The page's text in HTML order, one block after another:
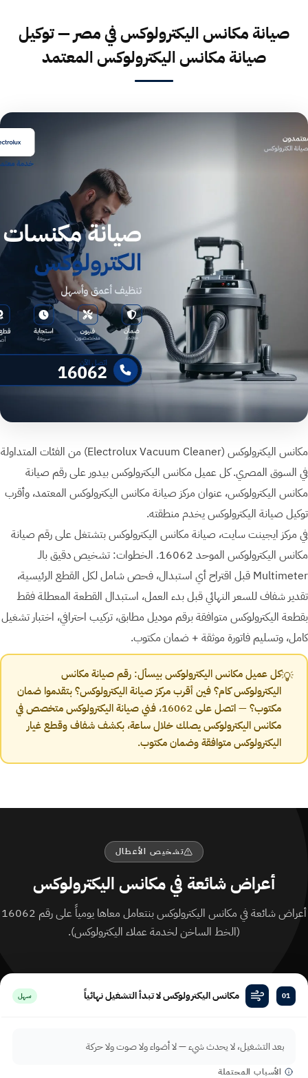
صيانة مكانس اليكترولوكس في مصر — توكيل
صيانة مكانس اليكترولوكس المعتمد
مكانس اليكترولوكس ⁨(Electrolux Vacuum Cleaner)⁩ من الفئات المتداولة
في السوق المصري. كل عميل مكانس اليكترولوكس بيدور على رقم صيانة
مكانس اليكترولوكس، عنوان مركز صيانة مكانس اليكترولوكس المعتمد، وأقرب
توكيل صيانة اليكترولوكس يخدم منطقته.
في مركز ايجينت سايت، صيانة مكانس اليكترولوكس بتشتغل على رقم صيانة
مكانس اليكترولوكس الموحد 16062. الخطوات: تشخيص دقيق بالـ
Multimeter قبل اقتراح أي استبدال، فحص شامل لكل القطع الرئيسية،
تقدير شفاف للسعر النهائي قبل بدء العمل، استبدال القطعة المعطلة فقط
بقطعة اليكترولوكس متوافقة برقم موديل مطابق، تركيب احترافي، اختبار تشغيل
كامل، وتسليم فاتورة موثقة + ضمان مكتوب.
💡كل عميل مكانس اليكترولوكس بيسأل: رقم صيانة مكانس
اليكترولوكس كام؟ فين أقرب مركز صيانة اليكترولوكس؟ بتقدموا ضمان
مكتوب؟ — اتصل على 16062، فني صيانة اليكترولوكس متخصص في
مكانس اليكترولوكس يصلك خلال ساعة، بكشف شفاف وقطع غيار
اليكترولوكس متوافقة وضمان مكتوب.
تشخيص الأعطال
أعراض شائعة في مكانس اليكترولوكس
أعراض شائعة في مكانس اليكترولوكس بنتعامل معاها يومياً على رقم 16062
(الخط الساخن لخدمة عملاء اليكترولوكس).
01 مكانس اليكترولوكس لا تبدأ التشغيل نهائياً سهل
بعد التشغيل، لا يحدث شيء — لا أضواء ولا صوت ولا حركة
الأسباب المحتملة